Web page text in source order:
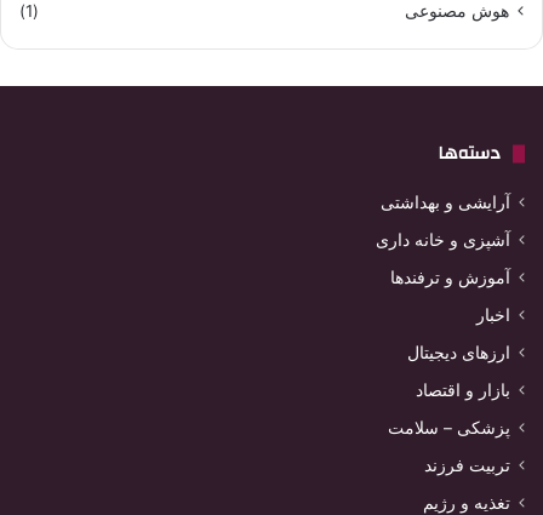
هوش مصنوعی
(1)
دسته‌ها
آرایشی و بهداشتی
آشپزی و خانه داری
آموزش و ترفندها
اخبار
ارزهای دیجیتال
بازار و اقتصاد
پزشکی – سلامت
تربیت فرزند
تغذیه و رژیم